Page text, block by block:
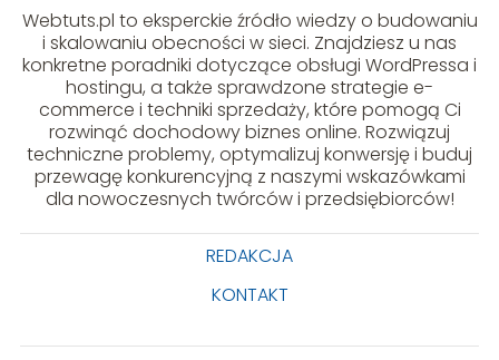
Webtuts.pl to eksperckie źródło wiedzy o budowaniu
i skalowaniu obecności w sieci. Znajdziesz u nas
konkretne poradniki dotyczące obsługi WordPressa i
hostingu, a także sprawdzone strategie e-
commerce i techniki sprzedaży, które pomogą Ci
rozwinąć dochodowy biznes online. Rozwiązuj
techniczne problemy, optymalizuj konwersję i buduj
przewagę konkurencyjną z naszymi wskazówkami
dla nowoczesnych twórców i przedsiębiorców!
REDAKCJA
KONTAKT